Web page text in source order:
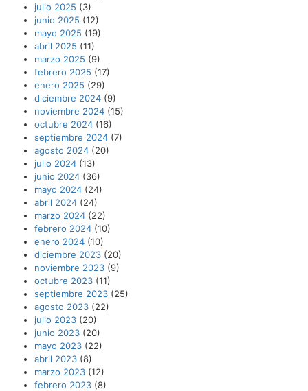
julio 2025 (3)
junio 2025 (12)
mayo 2025 (19)
abril 2025 (11)
marzo 2025 (9)
febrero 2025 (17)
enero 2025 (29)
diciembre 2024 (9)
noviembre 2024 (15)
octubre 2024 (16)
septiembre 2024 (7)
agosto 2024 (20)
julio 2024 (13)
junio 2024 (36)
mayo 2024 (24)
abril 2024 (24)
marzo 2024 (22)
febrero 2024 (10)
enero 2024 (10)
diciembre 2023 (20)
noviembre 2023 (9)
octubre 2023 (11)
septiembre 2023 (25)
agosto 2023 (22)
julio 2023 (20)
junio 2023 (20)
mayo 2023 (22)
abril 2023 (8)
marzo 2023 (12)
febrero 2023 (8)